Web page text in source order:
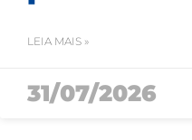
LEIA MAIS »
31/07/2026